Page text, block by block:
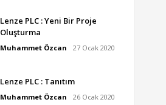
Lenze PLC : Yeni Bir Proje
Oluşturma
Muhammet Özcan 27 Ocak 2020
Lenze PLC : Tanıtım
Muhammet Özcan 26 Ocak 2020